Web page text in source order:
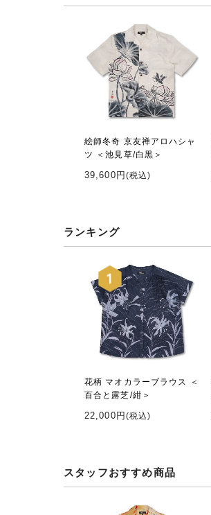
絵師冬奇 京友禅アロハシャ
ツ ＜池見草/白黒＞
39,600円 (税込)
ランキング
花柄 マオカラーブラウス ＜
百合と露芝/紺＞
22,000円 (税込)
スタッフおすすめ商品